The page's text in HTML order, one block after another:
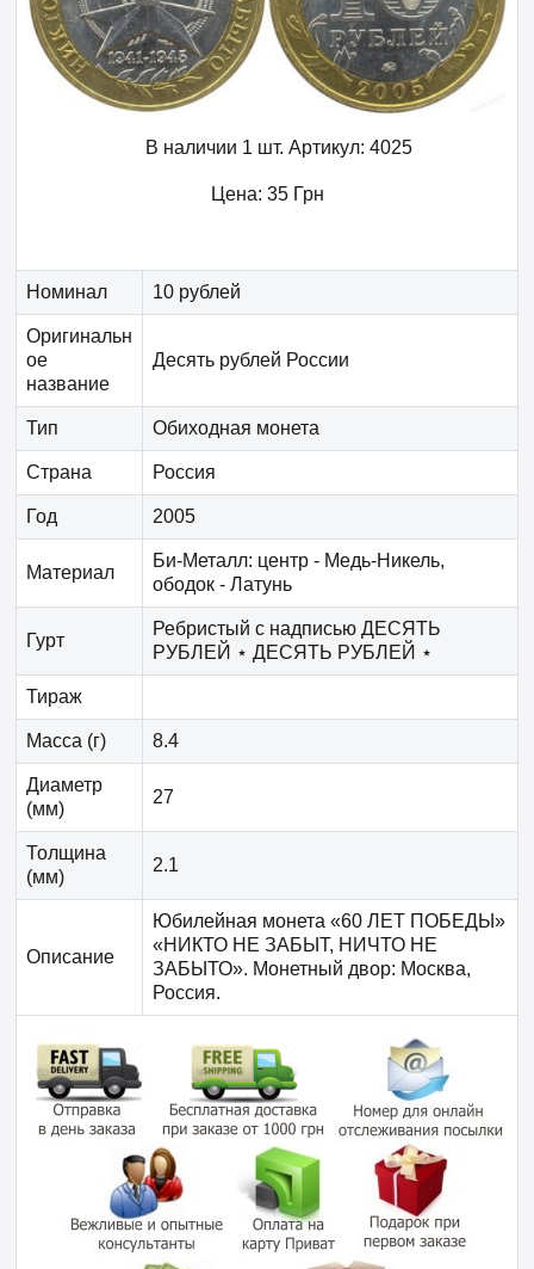
В наличии 1 шт. Артикул: 4025
Цена: 35 Грн
Номинал 10 рублей
Оригинальн
ое
название
Десять рублей России
Тип Обиходная монета
Страна Россия
Год 2005
Материал
Би-Металл: центр - Медь-Никель,
ободок - Латунь
Гурт
Ребристый с надписью ДЕСЯТЬ
РУБЛЕЙ ⋆ ДЕСЯТЬ РУБЛЕЙ ⋆
Тираж
Масса (г) 8.4
Диаметр
(мм)
27
Толщина
(мм)
2.1
Описание
Юбилейная монета «60 ЛЕТ ПОБЕДЫ»
«НИКТО НЕ ЗАБЫТ, НИЧТО НЕ
ЗАБЫТО». Монетный двор: Москва,
Россия.